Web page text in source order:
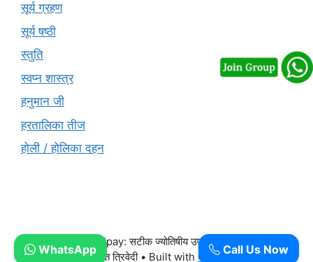
सूर्य ग्रहण
सूर्य षष्ठी
स्तुति
स्वप्न शास्त्र
हनुमान जी
हरतालिका तीज
होली / होलिका दहन
© 2026 Free Upay: सटीक ज्योतिषीय उपाय और वास्तु परामर्श -
आचार्य पंडित ललित त्रिवेदी• Built with GeneratePress
Call Us Now
WhatsApp